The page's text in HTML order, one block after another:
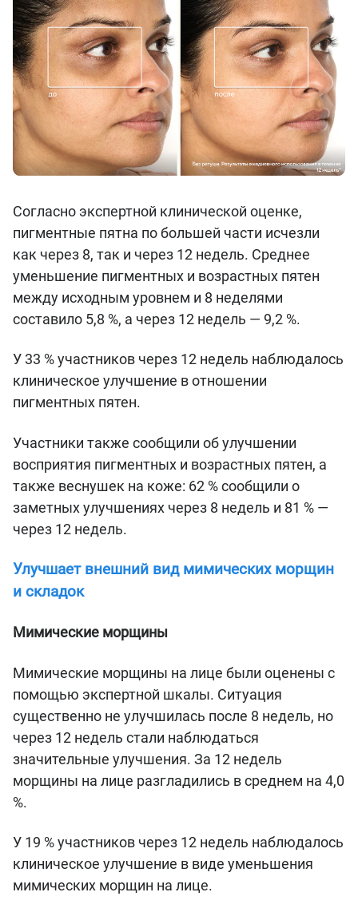
Согласно экспертной клинической оценке,
пигментные пятна по большей части исчезли
как через 8, так и через 12 недель. Среднее
уменьшение пигментных и возрастных пятен
между исходным уровнем и 8 неделями
составило 5,8 %, а через 12 недель — 9,2 %.
У 33 % участников через 12 недель наблюдалось
клиническое улучшение в отношении
пигментных пятен.
Участники также сообщили об улучшении
восприятия пигментных и возрастных пятен, а
также веснушек на коже: 62 % сообщили о
заметных улучшениях через 8 недель и 81 % —
через 12 недель.
Улучшает внешний вид мимических морщин
и складок
Мимические морщины
Мимические морщины на лице были оценены с
помощью экспертной шкалы. Ситуация
существенно не улучшилась после 8 недель, но
через 12 недель стали наблюдаться
значительные улучшения. За 12 недель
морщины на лице разгладились в среднем на 4,0
%.
У 19 % участников через 12 недель наблюдалось
клиническое улучшение в виде уменьшения
мимических морщин на лице.